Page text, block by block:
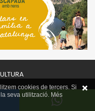
cookies de tercers. Si
seva utilització. Més